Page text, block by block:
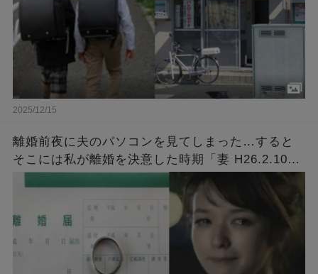
2025/12/15
離婚前夜に夫のパソコンを見てしまった…すると
そこには私が離婚を決意した時期「妻 H26.2.10
～」とタイトルが付いた意味深なファイルが…